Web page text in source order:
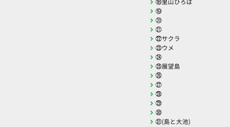
⑲
⑳
㉑
㉒サクラ
㉓ウメ
㉔
㉕展望島
㉖
㉗
㉘
㉙
㉚
㉛(島と大池)